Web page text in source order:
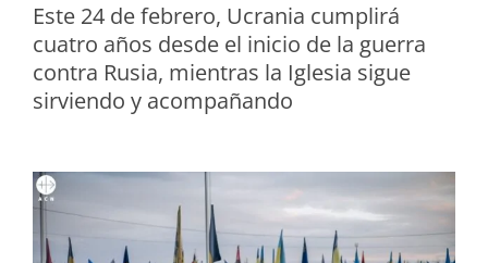
Este 24 de febrero, Ucrania cumplirá
cuatro años desde el inicio de la guerra
contra Rusia, mientras la Iglesia sigue
sirviendo y acompañando